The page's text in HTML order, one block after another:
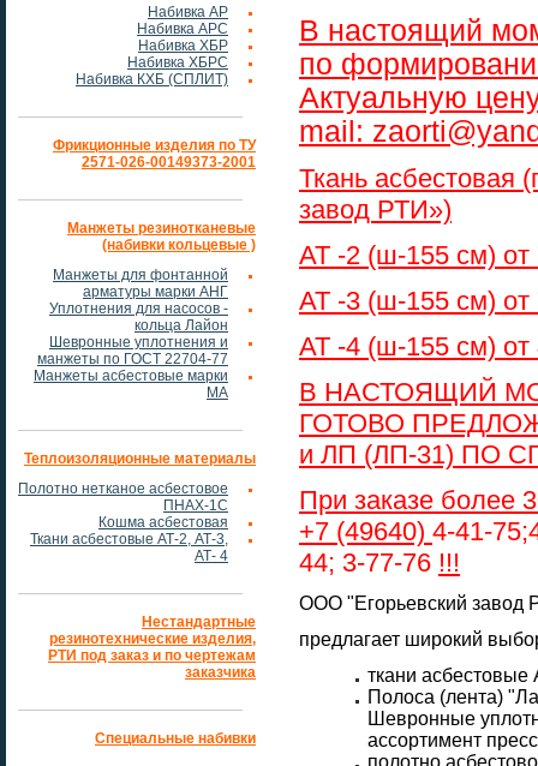
Набивка АР
Набивка АРС
Набивка ХБР
Набивка ХБРС
Набивка КХБ (СПЛИТ)
Фрикционные изделия по ТУ
2571-026-00149373-2001
Манжеты резинотканевые
(набивки кольцевые )
Манжеты для фонтанной
арматуры марки АНГ
Уплотнения для насосов -
кольца Лайон
Шевронные уплотнения и
манжеты по ГОСТ 22704-77
Манжеты асбестовые марки
МА
Теплоизоляционные материалы
Полотно нетканое асбестовое
ПНАХ-1С
Кошма асбестовая
Ткани асбестовые АТ-2, АТ-3,
АТ- 4
Нестандартные
резинотехнические изделия,
РТИ под заказ и по чертежам
заказчика
Специальные набивки
В настоящий
по
Актуальную
mail:
Ткань асбестовая
завод РТИ»)
АТ -2 (ш-155 см) от
АТ -3 (ш-155 см) от
АТ -4 (ш-155 см) от
В НАСТОЯЩИЙ
ГОТОВО
и ЛП (ЛП-31) ПО
При заказе более
+7 (49640) 4-41-
44; 3-77-76 !!!
ООО "Егорьевский завод
предлагает широкий
ткани
Полоса (лента)
Шевронные
ассортимент
полотно